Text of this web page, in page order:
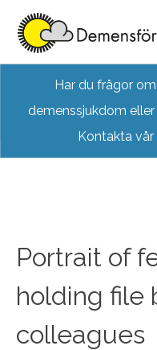
content
Har du frågor
demenssjukdom
Kontakta
Portrait of
holding file
colleagues